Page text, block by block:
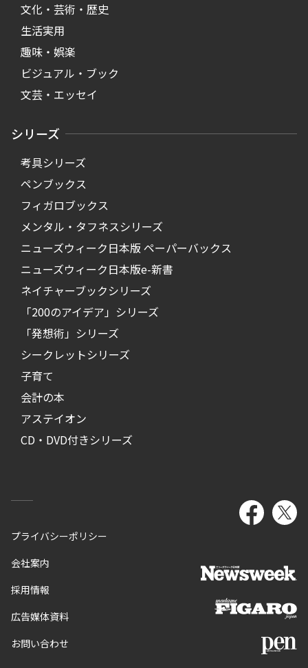
文化・芸術・歴史
生活実用
趣味・娯楽
ビジュアル・ブック
文芸・エッセイ
シリーズ
考具シリーズ
ペンブックス
フィガロブックス
メンタル・タフネスシリーズ
ニューズウィーク日本版 ペーパーバックス
ニューズウィーク日本版e-新書
ネイチャーブックシリーズ
「200のアイデア」シリーズ
「発想術」シリーズ
シークレットシリーズ
子育て
会計の本
アステイオン
CD・DVD付きシリーズ
プライバシーポリシー
会社案内
採用情報
広告媒体資料
お問い合わせ